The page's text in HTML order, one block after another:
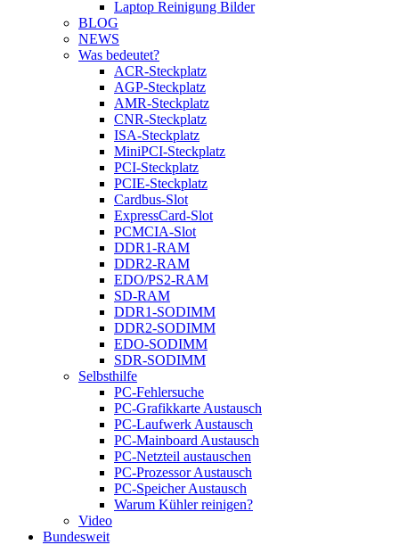
Laptop Reinigung Bilder
BLOG
NEWS
Was bedeutet?
ACR-Steckplatz
AGP-Steckplatz
AMR-Steckplatz
CNR-Steckplatz
ISA-Steckplatz
MiniPCI-Steckplatz
PCI-Steckplatz
PCIE-Steckplatz
Cardbus-Slot
ExpressCard-Slot
PCMCIA-Slot
DDR1-RAM
DDR2-RAM
EDO/PS2-RAM
SD-RAM
DDR1-SODIMM
DDR2-SODIMM
EDO-SODIMM
SDR-SODIMM
Selbsthilfe
PC-Fehlersuche
PC-Grafikkarte Austausch
PC-Laufwerk Austausch
PC-Mainboard Austausch
PC-Netzteil austauschen
PC-Prozessor Austausch
PC-Speicher Austausch
Warum Kühler reinigen?
Video
Bundesweit